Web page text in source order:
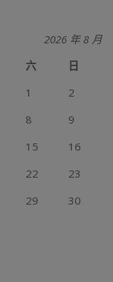
2026 年 8 月
六
日
1
2
8
9
15
16
22
23
29
30